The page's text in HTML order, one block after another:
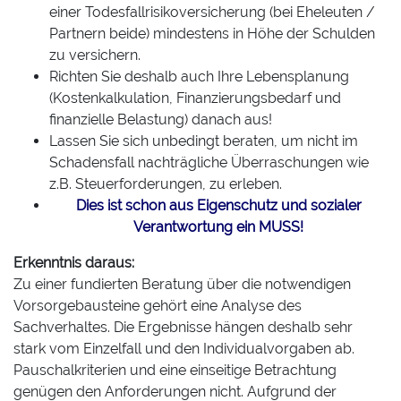
einer Todesfallrisikoversicherung (bei Eheleuten /
Partnern beide) mindestens in Höhe der Schulden
zu versichern.
Richten Sie deshalb auch Ihre Lebensplanung
(Kostenkalkulation, Finanzierungsbedarf und
finanzielle Belastung) danach aus!
Lassen Sie sich unbedingt beraten, um nicht im
Schadensfall nachträgliche Überraschungen wie
z.B. Steuerforderungen, zu erleben.
Dies ist schon aus Eigenschutz und sozialer
Verantwortung ein MUSS!
Erkenntnis daraus:
Zu einer fundierten Beratung über die notwendigen
Vorsorgebausteine gehört eine Analyse des
Sachverhaltes. Die Ergebnisse hängen deshalb sehr
stark vom Einzelfall und den Individualvorgaben ab.
Pauschalkriterien und eine einseitige Betrachtung
genügen den Anforderungen nicht. Aufgrund der